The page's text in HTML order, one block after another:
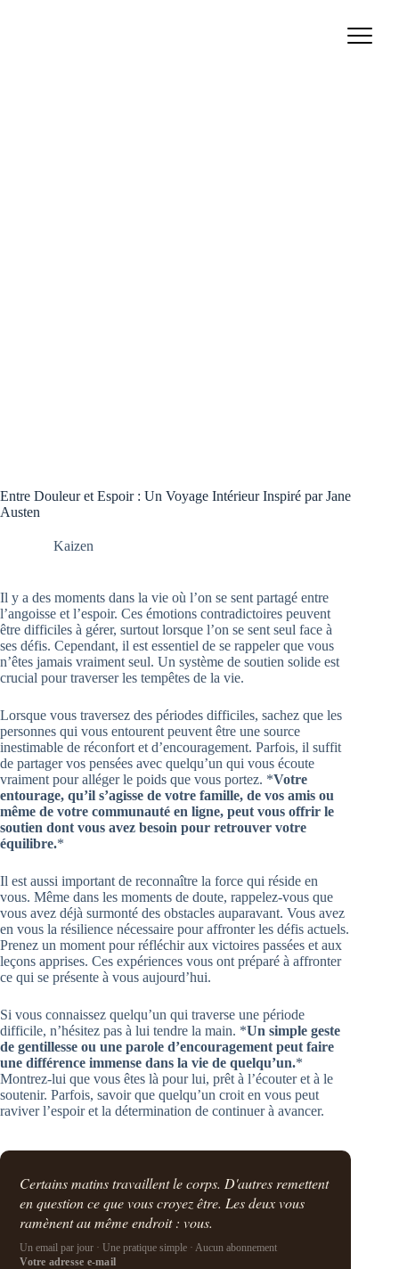
Entre Douleur et Espoir : Un Voyage Intérieur Inspiré par Jane
Austen
Kaizen
Il y a des moments dans la vie où l’on se sent partagé entre
l’angoisse et l’espoir. Ces émotions contradictoires peuvent
être difficiles à gérer, surtout lorsque l’on se sent seul face à
ses défis. Cependant, il est essentiel de se rappeler que vous
n’êtes jamais vraiment seul. Un système de soutien solide est
crucial pour traverser les tempêtes de la vie.
Lorsque vous traversez des périodes difficiles, sachez que les
personnes qui vous entourent peuvent être une source
inestimable de réconfort et d’encouragement. Parfois, il suffit
de partager vos pensées avec quelqu’un qui vous écoute
vraiment pour alléger le poids que vous portez. *Votre
entourage, qu’il s’agisse de votre famille, de vos amis ou
même de votre communauté en ligne, peut vous offrir le
soutien dont vous avez besoin pour retrouver votre
équilibre.*
Il est aussi important de reconnaître la force qui réside en
vous. Même dans les moments de doute, rappelez-vous que
vous avez déjà surmonté des obstacles auparavant. Vous avez
en vous la résilience nécessaire pour affronter les défis actuels.
Prenez un moment pour réfléchir aux victoires passées et aux
leçons apprises. Ces expériences vous ont préparé à affronter
ce qui se présente à vous aujourd’hui.
Si vous connaissez quelqu’un qui traverse une période
difficile, n’hésitez pas à lui tendre la main. *Un simple geste
de gentillesse ou une parole d’encouragement peut faire
une différence immense dans la vie de quelqu’un.*
Montrez-lui que vous êtes là pour lui, prêt à l’écouter et à le
soutenir. Parfois, savoir que quelqu’un croit en vous peut
raviver l’espoir et la détermination de continuer à avancer.
Certains matins travaillent le corps. D'autres remettent
en question ce que vous croyez être. Les deux vous
ramènent au même endroit : vous.
Un email par jour · Une pratique simple · Aucun abonnement
Votre adresse e-mail